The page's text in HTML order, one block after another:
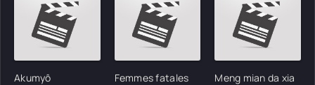
Akumyô Femmes fatales Meng mian da xia